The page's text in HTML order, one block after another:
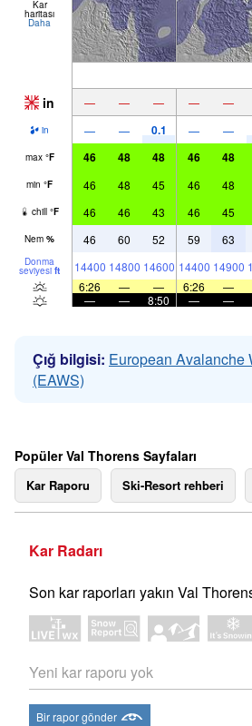
Kar
haritası
Daha
in — — — — —
in — — 0.1 — —
max °F 46 48 48 46 48
min °F 46 48 45 46 48
chill °F 46 46 43 46 45
Nem % 46 60 52 59 63
Donma
seviyesi ft 14400 14800 14600 14400 14900
6:26
— — 6:26 —
—
— 8:50 — —
Çığ bilgisi: European Avalanche
(EAWS)
Popüler Val Thorens Sayfaları
Kar Raporu Ski-Resort rehberi
Kar Radarı
Son kar raporları yakın Val
Yeni kar raporu yok
Bir rapor gönder